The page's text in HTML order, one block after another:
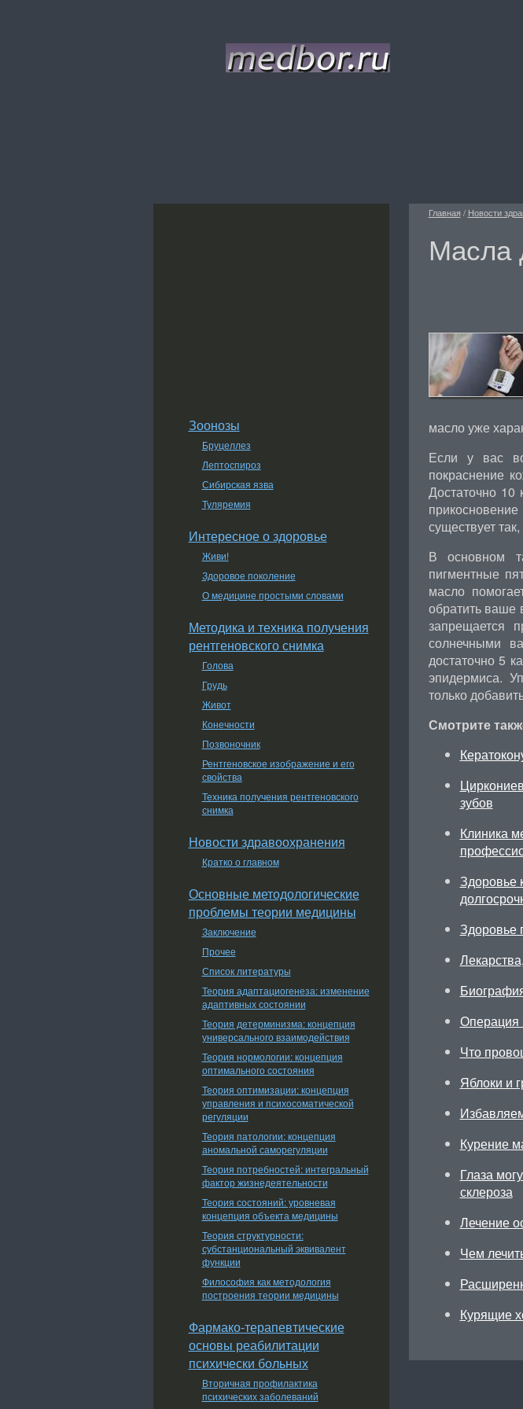
Главная / Новости
Масла
масло уже
Если у вас
покраснение
Достаточно
существует
В основном
пигментные
масло
обратить ваше
запрещается
солнечными
достаточно 5
эпидермиса.
только
Смотрите
зубов
Клиника
Здоровье
Здоровье
Операция
Что
Яблоки и
Курение
Глаза
склероза
Лечение
Чем
Курящие
Зоонозы
Бруцеллез
Лептоспироз
Сибирская язва
Туляремия
Интересное о здоровье
Живи!
Здоровое поколение
О медицине простыми словами
Методика и техника получения
рентгеновского снимка
Голова
Грудь
Живот
Конечности
Позвоночник
Рентгеновское изображение и его
свойства
Техника получения рентгеновского
снимка
Новости здравоохранения
Кратко о главном
Основные методологические
проблемы теории медицины
Заключение
Прочее
Список литературы
Теория адаптациогенеза: изменение
адаптивных состоянии
Теория детерминизма: концепция
универсального взаимодействия
Теория нормологии: концепция
оптимального состояния
Теория оптимизации: концепция
управления и психосоматической
регуляции
Теория патологии: концепция
аномальной саморегуляции
Теория потребностей: интегральный
фактор жизнедеятельности
Теория состояний: уровневая
концепция объекта медицины
Теория структурности:
субстанциональный эквивалент
функции
Философия как методология
построения теории медицины
Фармако-терапевтические
основы реабилитации
психически больных
Вторичная профилактика
психических заболеваний